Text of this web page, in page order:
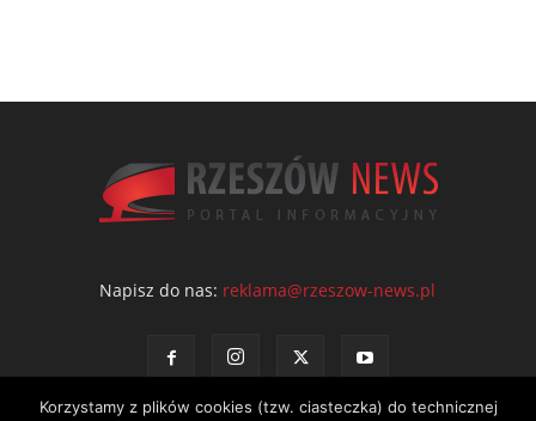
Napisz do nas: reklama@rzeszow-news.pl
Korzystamy z plików cookies (tzw. ciasteczka) do technicznej